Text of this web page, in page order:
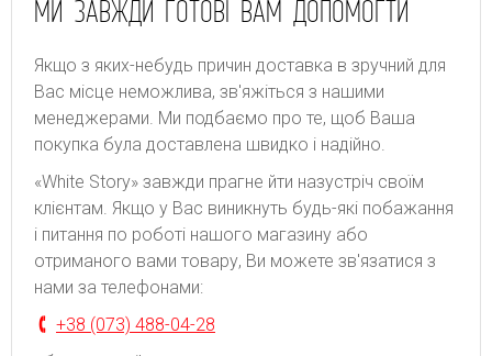
МИ ЗАВЖДИ ГОТОВІ ВАМ ДОПОМОГТИ
Якщо з яких-небудь причин доставка в зручний для
Вас місце неможлива, зв'яжіться з нашими
менеджерами. Ми подбаємо про те, щоб Ваша
покупка була доставлена швидко і надійно.
«White Story» завжди прагне йти назустріч своїм
клієнтам. Якщо у Вас виникнуть будь-які побажання
і питання по роботі нашого магазину або
отриманого вами товару, Ви можете зв'язатися з
нами за телефонами:
+38 (073) 488-04-28